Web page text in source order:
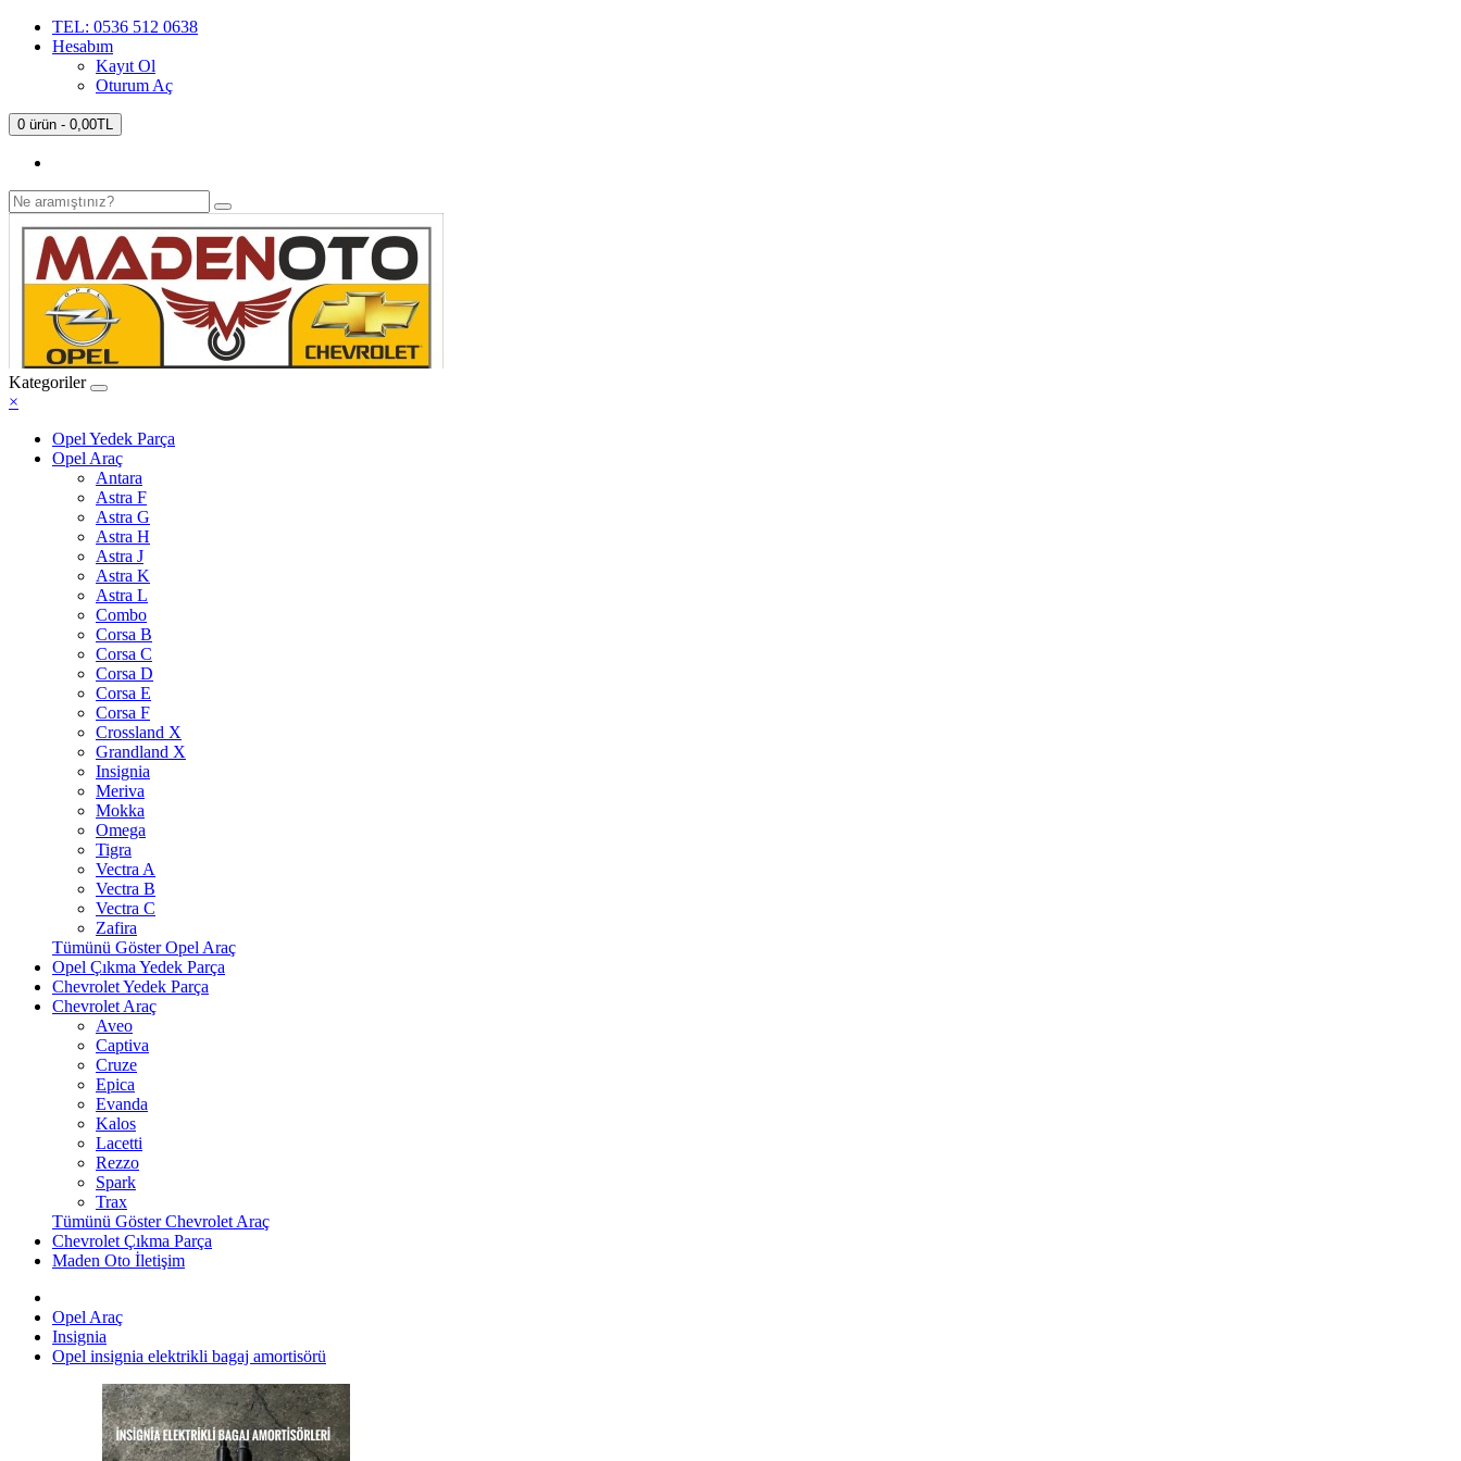
TEL: 0536 512 0638
Hesabım
Kayıt Ol
Oturum Aç
0 ürün - 0,00TL
Kategoriler
×
Opel Yedek Parça
Opel Araç
Antara
Astra F
Astra G
Astra H
Astra J
Astra K
Astra L
Combo
Corsa B
Corsa C
Corsa D
Corsa E
Corsa F
Crossland X
Grandland X
Insignia
Meriva
Mokka
Omega
Tigra
Vectra A
Vectra B
Vectra C
Zafira
Tümünü Göster Opel Araç
Opel Çıkma Yedek Parça
Chevrolet Yedek Parça
Chevrolet Araç
Aveo
Captiva
Cruze
Epica
Evanda
Kalos
Lacetti
Rezzo
Spark
Trax
Tümünü Göster Chevrolet Araç
Chevrolet Çıkma Parça
Maden Oto İletişim
Opel Araç
Insignia
Opel insignia elektrikli bagaj amortisörü